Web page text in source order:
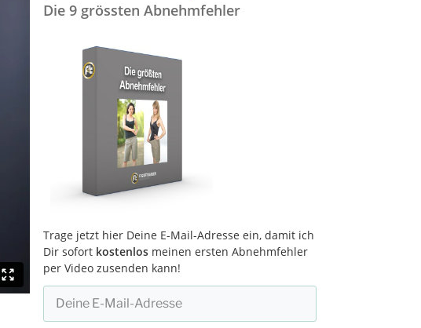
Die 9 grössten Abnehmfehler
Trage jetzt hier Deine E-Mail-Adresse ein, damit ich
Dir sofort kostenlos meinen ersten Abnehmfehler
per Video zusenden kann!